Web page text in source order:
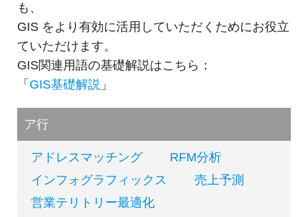
も、
GIS をより有効に活用していただくためにお役立
ていただけます。
GIS関連用語の基礎解説はこちら：
「 GIS基礎解説 」
ア行
アドレスマッチング
RFM分析
インフォグラフィックス
売上予測
営業テリトリー最適化